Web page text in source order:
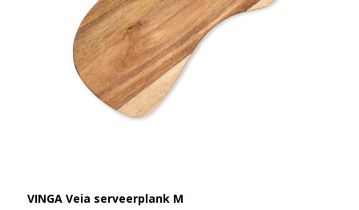
VINGA Veia serveerplank M